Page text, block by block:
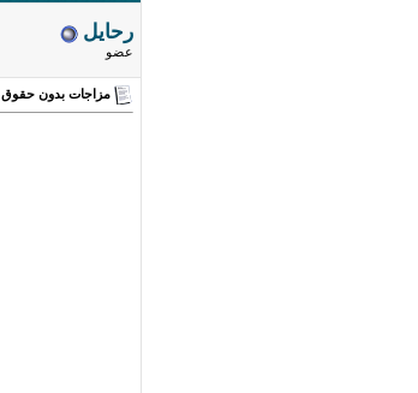
رحايل
عضو
مزاجات بدون حقوق www.ra7ail5.com